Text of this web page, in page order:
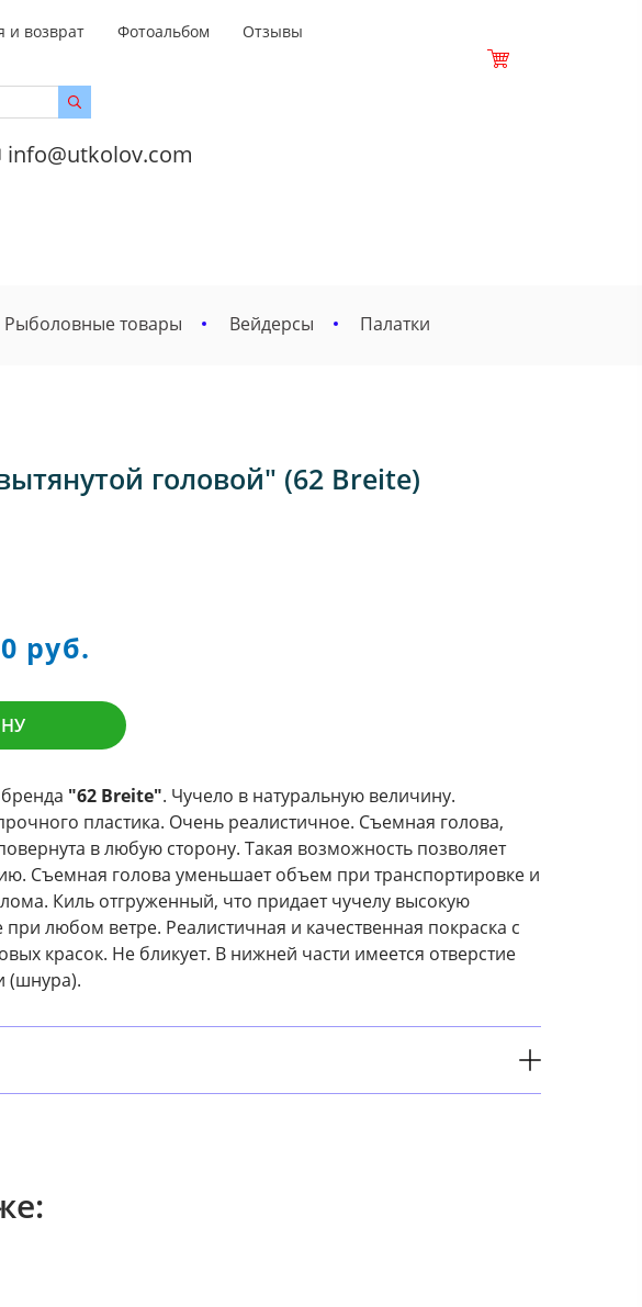
и возврат Фотоальбом
Отзывы
info@utkolov.com
Рыболовные товары Вейдерсы Палатки
головой" (62 Breite)
руб.
"62 Breite". Чучело в натуральную величину.
пластика. Очень реалистичное. Съемная голова,
в любую сторону. Такая возможность позволяет
Съемная голова уменьшает объем при транспортировке и
Киль отгруженный, что придает чучелу высокую
при любом ветре. Реалистичная и качественная покраска с
красок. Не бликует. В нижней части имеется отверстие
(шнура).